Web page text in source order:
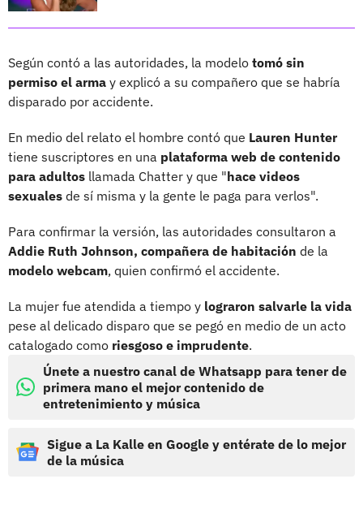
Según contó a las autoridades, la modelo tomó sin
permiso el arma y explicó a su compañero que se habría
disparado por accidente.
En medio del relato el hombre contó que Lauren Hunter
tiene suscriptores en una plataforma web de contenido
para adultos llamada Chatter y que "hace videos
sexuales de sí misma y la gente le paga para verlos".
Para confirmar la versión, las autoridades consultaron a
Addie Ruth Johnson, compañera de habitación de la
modelo webcam, quien confirmó el accidente.
La mujer fue atendida a tiempo y lograron salvarle la vida
pese al delicado disparo que se pegó en medio de un acto
catalogado como riesgoso e imprudente.
Únete a nuestro canal de Whatsapp para tener de
primera mano el mejor contenido de
entretenimiento y música
Sigue a La Kalle en Google y entérate de lo mejor
de la música